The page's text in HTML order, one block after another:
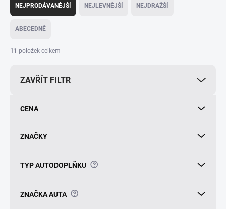
z
í
NEJPRODÁVANĚJŠÍ NEJLEVNĚJŠÍ NEJDRAŽŠÍ
ABECEDNĚ
11 položek celkem
ZAVŘÍT FILTR
CENA
ZNAČKY
TYP AUTODOPLŇKU ?
ZNAČKA AUTA ?